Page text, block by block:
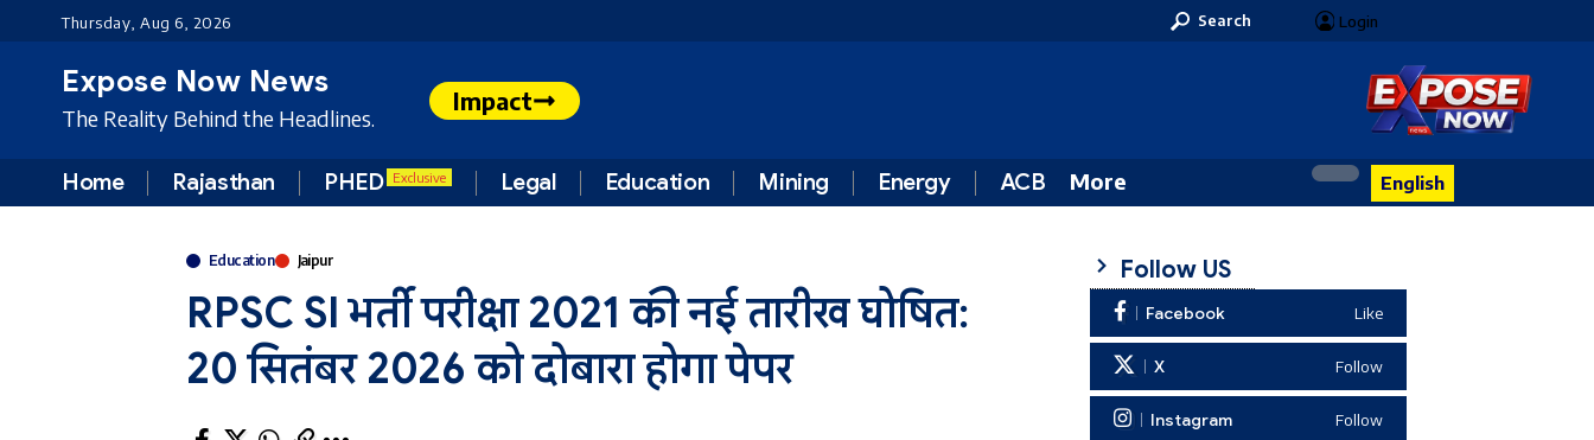
Thursday, Aug 6, 2026 Search Login
Expose Now News
The Reality Behind the Headlines.
Impact
Home Rajasthan PHED Exclusive Legal Education Mining Energy ACB More English
Education Jaipur
RPSC SI भर्ती परीक्षा 2021 की नई तारीख घोषित:
20 सितंबर 2026 को दोबारा होगा पेपर
Follow US
Facebook Like
X Follow
Instagram Follow